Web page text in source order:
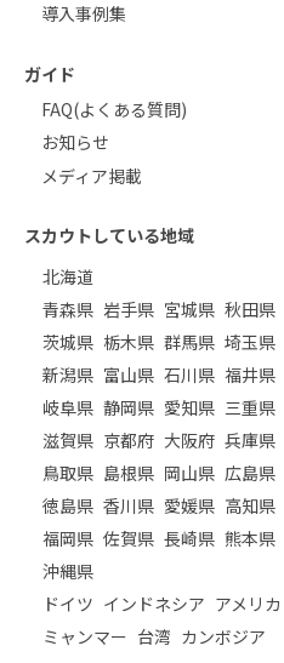
導入事例集
ガイド
FAQ(よくある質問)
お知らせ
メディア掲載
スカウトしている地域
北海道
青森県 岩手県 宮城県 秋田県
茨城県 栃木県 群馬県 埼玉県
新潟県 富山県 石川県 福井県
岐阜県 静岡県 愛知県 三重県
滋賀県 京都府 大阪府 兵庫県
鳥取県 島根県 岡山県 広島県
徳島県 香川県 愛媛県 高知県
福岡県 佐賀県 長崎県 熊本県
沖縄県
ドイツ インドネシア アメリカ
ミャンマー 台湾 カンボジア